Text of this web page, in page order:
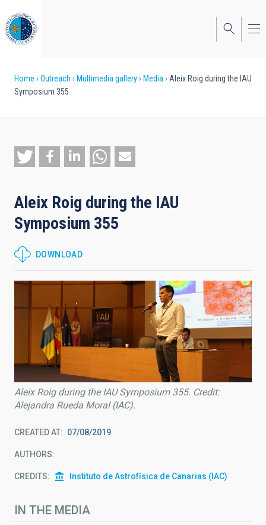
to
main
content
Breadcrumb
Home Outreach Multimedia gallery Media
Aleix Roig during the IAU
Symposium 355
Aleix Roig during the IAU
Symposium 355
DOWNLOAD
Aleix Roig during the IAU Symposium 355. Credit:
Alejandra Rueda Moral (IAC).
CREATED AT 07/08/2019
AUTHORS
CREDITS Instituto de Astrofísica de Canarias (IAC)
IN THE MEDIA